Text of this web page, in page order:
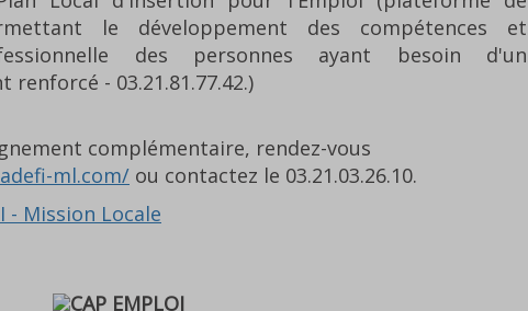
le développement des compétences et
des personnes ayant besoin d'un
renforcé - 03.21.81.77.42.)
complémentaire, rendez-vous
ml.com/ ou contactez le 03.21.03.26.10.
- Mission Locale